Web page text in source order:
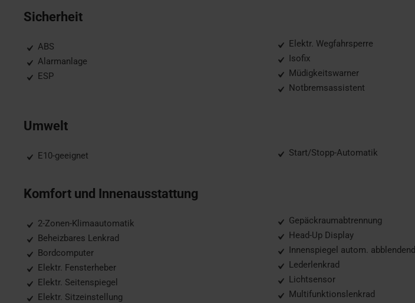
Sicherheit
ABS
Alarmanlage
ESP
Elektr. Wegfahrsperre
Isofix
Müdigkeitswarner
Notbremsassistent
Umwelt
E10-geeignet Start/Stopp-Automatik
Komfort und Innenausstattung
2-Zonen-Klimaautomatik
Beheizbares Lenkrad
Bordcomputer
Elektr. Fensterheber
Elektr. Seitenspiegel
Elektr. Sitzeinstellung
Gepäckraumabtrennung
Head-Up Display
Innenspiegel autom. abblendend
Lederlenkrad
Lichtsensor
Multifunktionslenkrad